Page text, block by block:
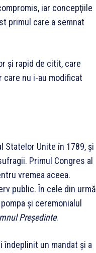
iar concepţiile
primul care a semnat
şi rapid de citit, care
nu i-au modificat
Statelor Unite în 1789, şi
Primul Congres al
vremea aceea.
public. În cele din urmă
şi ceremonialul
Preşedinte.
îndeplinit un mandat şi a